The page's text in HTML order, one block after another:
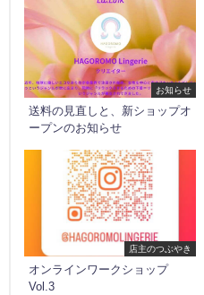
お知らせ
送料の見直しと、新ショップオ
ープンのお知らせ
店主のつぶやき
オンラインワークショップ
Vol.3